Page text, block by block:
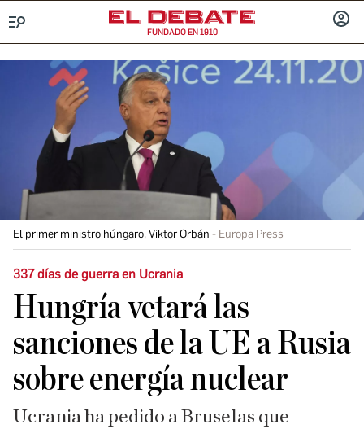
FUNDADO EN 1910
El primer ministro húngaro, Viktor Orbán Europa Press
337 días de guerra en Ucrania
Hungría vetará las
sanciones de la UE a Rusia
sobre energía nuclear
Ucrania ha pedido a Bruselas que